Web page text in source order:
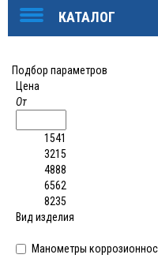
Подбор параметров
Цена
От
1541
3215
4888
6562
8235
Вид изделия
Манометры